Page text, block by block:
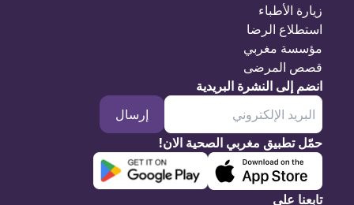
زيارة الأطباء
استطلاع الرضا
مؤسسة مغربي
قصص المرضى
انضم إلى النشرة البريدية
إرسال
حمّل تطبيق مغربي الصحية الان!
تابعنا على